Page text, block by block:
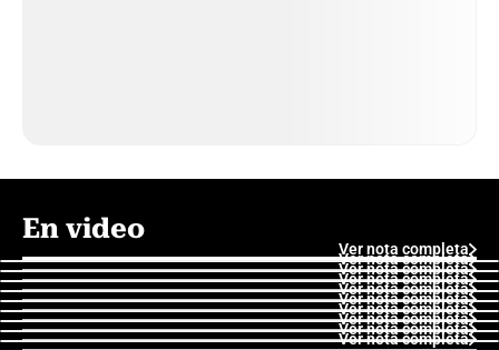
En video
Ver nota completa
Ver nota completa
Ver nota completa
Ver nota completa
Ver nota completa
Ver nota completa
Ver nota completa
Ver nota completa
Ver nota completa
Ver nota completa